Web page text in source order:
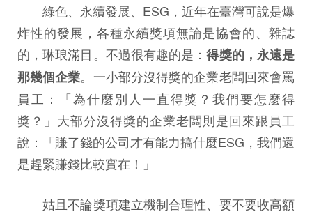
綠色、永續發展、ESG，近年在臺灣可說是爆
炸性的發展，各種永續獎項無論是協會的、雜誌
的，琳琅滿目。不過很有趣的是：得獎的，永遠是
那幾個企業。一小部分沒得獎的企業老闆回來會罵
員工：「為什麼別人一直得獎？我們要怎麼得
獎？」大部分沒得獎的企業老闆則是回來跟員工
說：「賺了錢的公司才有能力搞什麼ESG，我們還
是趕緊賺錢比較實在！」
姑且不論獎項建立機制合理性、要不要收高額